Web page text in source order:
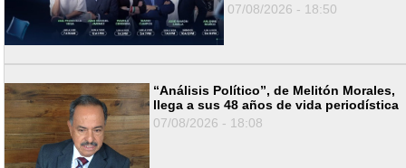
07/08/2026 - 18:50
“Análisis Político”, de Melitón Morales,
llega a sus 48 años de vida periodística
07/08/2026 - 18:08